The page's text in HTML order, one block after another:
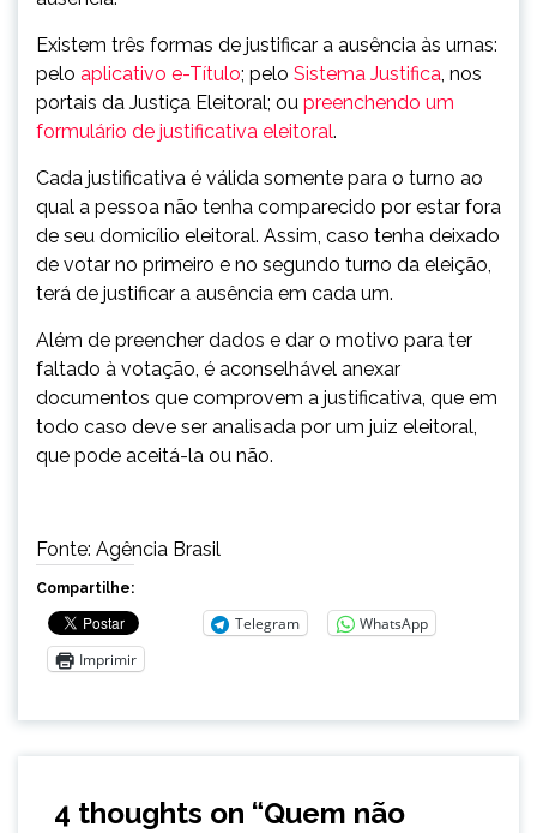
Existem três formas de justificar a ausência às urnas:
pelo aplicativo e-Título; pelo Sistema Justifica, nos
portais da Justiça Eleitoral; ou preenchendo um
formulário de justificativa eleitoral.
Cada justificativa é válida somente para o turno ao
qual a pessoa não tenha comparecido por estar fora
de seu domicílio eleitoral. Assim, caso tenha deixado
de votar no primeiro e no segundo turno da eleição,
terá de justificar a ausência em cada um.
Além de preencher dados e dar o motivo para ter
faltado à votação, é aconselhável anexar
documentos que comprovem a justificativa, que em
todo caso deve ser analisada por um juiz eleitoral,
que pode aceitá-la ou não.
Fonte: Agência Brasil
Compartilhe:
Telegram
WhatsApp
Imprimir
4 thoughts on “Quem não